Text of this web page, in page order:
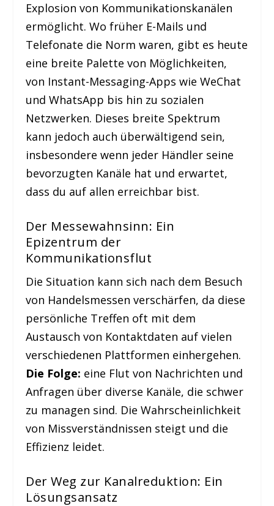
Explosion von Kommunikationskanälen
ermöglicht. Wo früher E-Mails und
Telefonate die Norm waren, gibt es heute
eine breite Palette von Möglichkeiten,
von Instant-Messaging-Apps wie WeChat
und WhatsApp bis hin zu sozialen
Netzwerken. Dieses breite Spektrum
kann jedoch auch überwältigend sein,
insbesondere wenn jeder Händler seine
bevorzugten Kanäle hat und erwartet,
dass du auf allen erreichbar bist.
Der Messewahnsinn: Ein
Epizentrum der
Kommunikationsflut
Die Situation kann sich nach dem Besuch
von Handelsmessen verschärfen, da diese
persönliche Treffen oft mit dem
Austausch von Kontaktdaten auf vielen
verschiedenen Plattformen einhergehen.
Die Folge: eine Flut von Nachrichten und
Anfragen über diverse Kanäle, die schwer
zu managen sind. Die Wahrscheinlichkeit
von Missverständnissen steigt und die
Effizienz leidet.
Der Weg zur Kanalreduktion: Ein
Lösungsansatz